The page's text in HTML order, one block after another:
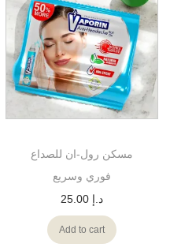
مسكن رول-ان للصداع
فوري وسريع
د.إ 25.00
Add to cart